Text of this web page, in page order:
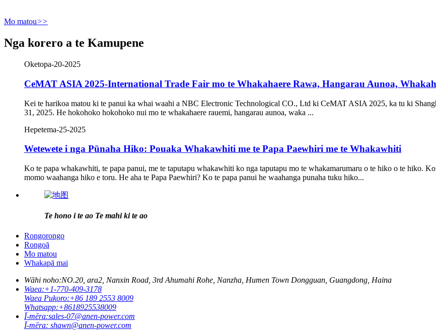
Mo matou>>
Nga korero a te Kamupene
Oketopa-20-2025
CeMAT ASIA 2025-International Trade Fair mo te Whakahaere Rawa, Hangarau Aunoa,
Kei te harikoa matou ki te panui ka whai waahi a NBC Electronic Technological CO., Ltd ki CeMAT ASIA 2025, ka tu ki
31, 2025. He hokohoko hokohoko nui mo te whakahaere rauemi, hangarau aunoa, waka ...
Hepetema-25-2025
Wetewete i nga Pūnaha Hiko: Pouaka Whakawhiti me te Papa Paewhiri me te Whakawhiti
Ko te papa whakawhiti, te papa panui, me te taputapu whakawhiti ko nga taputapu mo te whakamarumaru o te hiko o te hiko.
momo waahanga hiko e toru. He aha te Papa Paewhiri? Ko te papa panui he waahanga punaha tuku hiko...
Te hono i te ao Te mahi ki te ao
Rongorongo
Rongoā
Mo matou
Whakapā mai
Wāhi noho:NO.20, ara2, Nanxin Road, 3rd Ahumahi Rohe, Nanzha, Humen Town Dongguan, Guangdong, Haina
Waea:+1-770-409-3178
Waea Pukoro:+86 189 2553 8009
Whatsapp:+8618925538009
Ī-mēra:sales-07@anen-power.com
Ī-mēra: shawn@anen-power.com